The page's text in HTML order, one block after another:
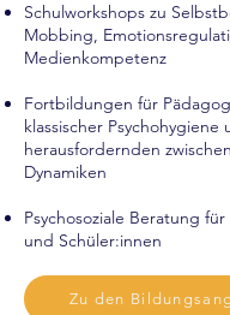
Schulworkshops zu
Mobbing,
Medienkompetenz
Fortbildungen für
klassischer Psychohygiene
herausfordernden
Dynamiken
Psychosoziale Beratung
und Schüler:innen
Zu den